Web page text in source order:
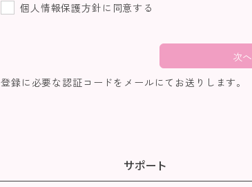
個人情報保護方針 に同意する
次へ
登録に必要な認証コードをメールにてお送りします。
サポート